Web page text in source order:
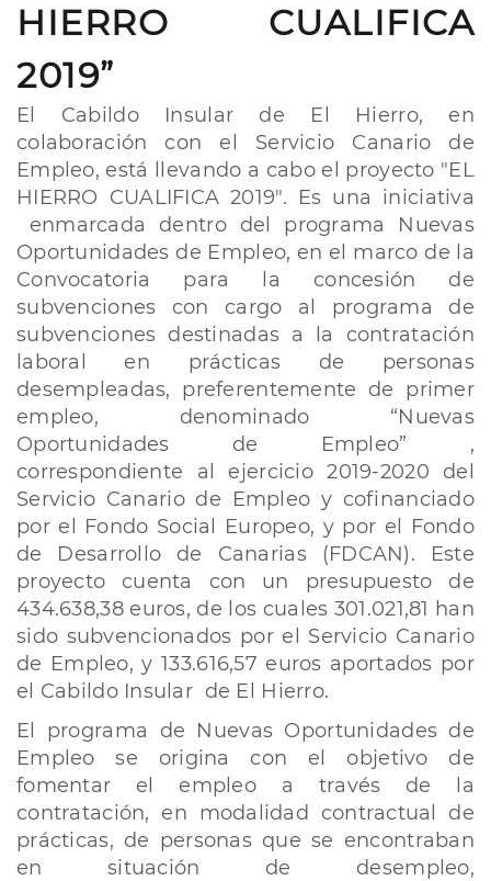
HIERRO CUALIFICA
2019”
El Cabildo Insular de El Hierro, en
colaboración con el Servicio Canario de
Empleo, está llevando a cabo el proyecto "EL
HIERRO CUALIFICA 2019". Es una iniciativa
enmarcada dentro del programa Nuevas
Oportunidades de Empleo, en el marco de la
Convocatoria para la concesión de
subvenciones con cargo al programa de
subvenciones destinadas a la contratación
laboral en prácticas de personas
desempleadas, preferentemente de primer
empleo, denominado “Nuevas
Oportunidades de Empleo” ,
correspondiente al ejercicio 2019-2020 del
Servicio Canario de Empleo y cofinanciado
por el Fondo Social Europeo, y por el Fondo
de Desarrollo de Canarias (FDCAN). Este
proyecto cuenta con un presupuesto de
434.638,38 euros, de los cuales 301.021,81 han
sido subvencionados por el Servicio Canario
de Empleo, y 133.616,57 euros aportados por
el Cabildo Insular de El Hierro.
El programa de Nuevas Oportunidades de
Empleo se origina con el objetivo de
fomentar el empleo a través de la
contratación, en modalidad contractual de
prácticas, de personas que se encontraban
en situación de desempleo,